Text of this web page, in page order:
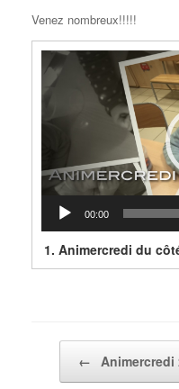
Venez nombreux!!!!!
Lecteur
vidéo
00:00
1. Animercredi du
←